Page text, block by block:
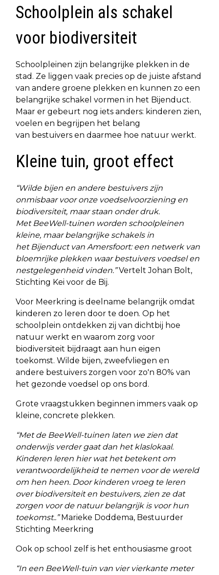
Schoolplein als schakel
voor biodiversiteit
Schoolpleinen zijn belangrijke plekken in de
stad. Ze liggen vaak precies op de juiste afstand
van andere groene plekken en kunnen zo een
belangrijke schakel vormen in het Bijenduct.
Maar er gebeurt nog iets anders: kinderen zien,
voelen en begrijpen het belang
van bestuivers en daarmee hoe natuur werkt.
Kleine tuin, groot effect
“Wilde bijen en andere bestuivers zijn
onmisbaar voor onze voedselvoorziening en
biodiversiteit, maar staan onder druk.
Met BeeWell-tuinen worden schoolpleinen
kleine, maar belangrijke schakels in
het Bijenduct van Amersfoort: een netwerk van
bloemrijke plekken waar bestuivers voedsel en
nestgelegenheid vinden.”Vertelt Johan Bolt,
Stichting Kei voor de Bij.
Voor Meerkring is deelname belangrijk omdat
kinderen zo leren door te doen. Op het
schoolplein ontdekken zij van dichtbij hoe
natuur werkt en waarom zorg voor
biodiversiteit bijdraagt aan hun eigen
toekomst. Wilde bijen, zweefvliegen en
andere bestuivers zorgen voor zo'n 80% van
het gezonde voedsel op ons bord.
Grote vraagstukken beginnen immers vaak op
kleine, concrete plekken.
“Met de BeeWell-tuinen laten we zien dat
onderwijs verder gaat dan het klaslokaal.
Kinderen leren hier wat het betekent om
verantwoordelijkheid te nemen voor de wereld
om hen heen. Door kinderen vroeg te leren
over biodiversiteit en bestuivers, zien ze dat
zorgen voor de natuur belangrijk is voor hun
toekomst..”Marieke Doddema, Bestuurder
Stichting Meerkring
Ook op school zelf is het enthousiasme groot
“In een BeeWell-tuin van vier vierkante meter